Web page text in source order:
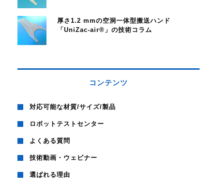
厚さ1.2 mmの空洞一体型搬送ハンド
「UniZac-air®」の技術コラム
コンテンツ
対応可能な材質/サイズ/製品
ロボットテストセンター
よくある質問
技術動画・ウェビナー
選ばれる理由